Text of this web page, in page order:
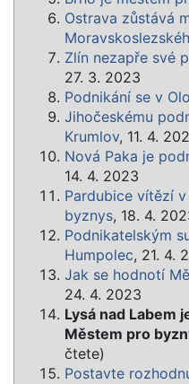
Ostrava zůstává
Zlín nezapře své
27. 3. 2023
Podnikání se v
Jihočeskému
Krumlov, 11. 4.
Nová Paka je
14. 4. 2023
Pardubice vítězí
byznys, 18. 4.
Podnikatelským
Humpolec, 21. 4.
Jak se hodnotí
24. 4. 2023
Lysá nad Labem
Městem pro
čtete)
Postavte